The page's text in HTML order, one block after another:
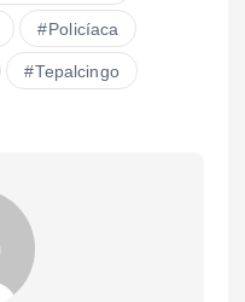
Policíaca
Tepalcingo